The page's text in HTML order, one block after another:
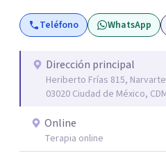
que exploremos juntos las
en un espacio seguro,
egresada de Dimensión
Psicología por la UVM y
la UNAM. Cuento con los
Introducción a la Lectura de
Principales aportaciones al
adolescentes. Además de
Teléfono WhatsApp
Dirección principal
Heriberto Frías 815,
03020 Ciudad de México,
Online
Terapia online